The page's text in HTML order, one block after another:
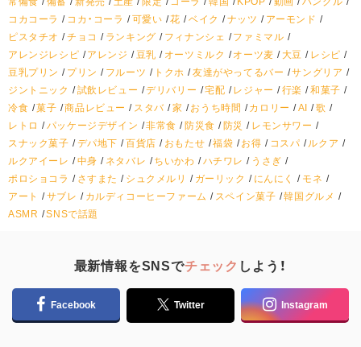
コカコーラ
コカ・コーラ 可愛い 花 ベイク ナッツ
アーモンド
ピスタチオ
チョコ ランキング フィナンシェ
ファミマル
アレンジレシピ
アレンジ 豆乳 オーツミルク オーツ麦 大豆
レシピ
豆乳プリン
プリン フルーツ トクホ 友達がやってるバー
サングリア
ジントニック
試飲レビュー デリバリー 宅配 レジャー 行楽
和菓子
冷食 菓子 商品レビュー スタバ 家 おうち時間 カロリー AI
歌
レトロ
パッケージデザイン 非常食 防災食 防災
レモンサワー
スナック菓子
デパ地下 百貨店 おもたせ 福袋 お得 コスパ
ルクア
ルクアイーレ
中身 ネタバレ ちいかわ ハチワレ
うさぎ
ポロショコラ
さすまた シュクメルリ ガーリック にんにく
モネ
アート
サブレ カルディコーヒーファーム スペイン菓子 韓国グルメ
ASMR
SNSで話題
最新情報をSNSでチェック しよう！
Facebook Twitter Instagram